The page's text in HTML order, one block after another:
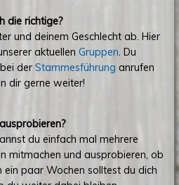
die richtige?
und deinem Geschlecht ab. Hier
aktuellen Gruppen. Du
der Stammesführung anrufen
dir gerne weiter!
du einfach mal mehrere
mitmachen und ausprobieren, ob
ein paar Wochen solltest du dich